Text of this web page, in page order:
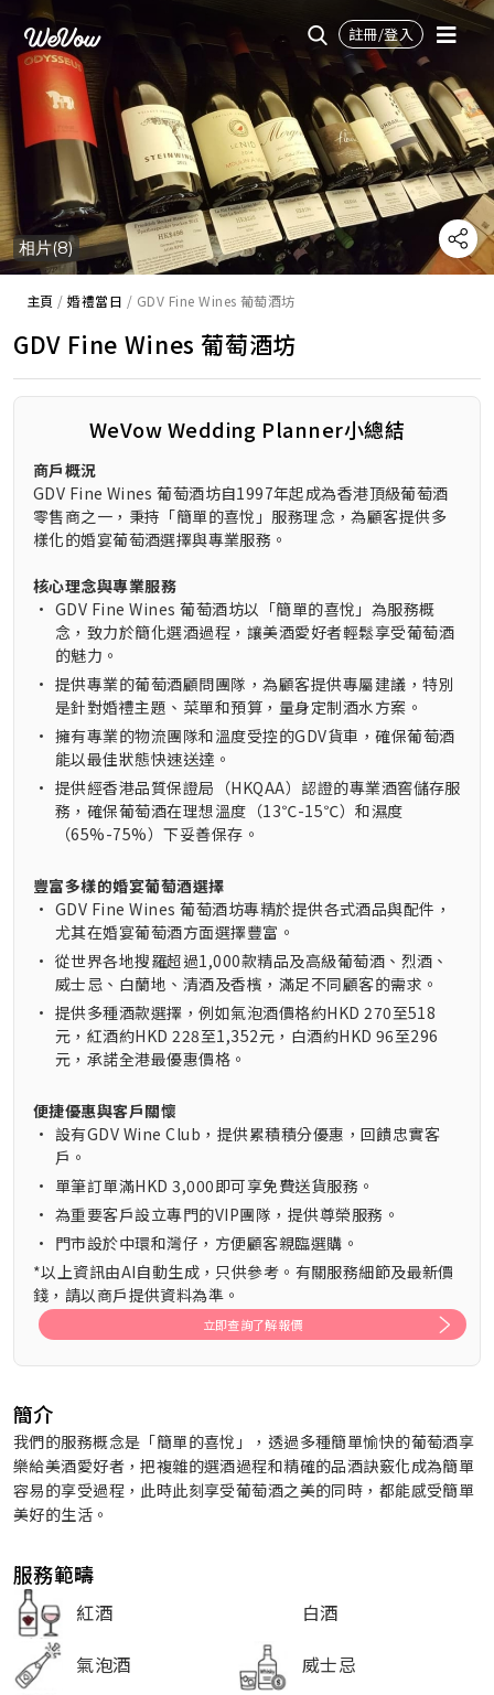
註冊/登入
相片(8)
主頁 /婚禮當日 / GDV Fine Wines 葡萄酒坊
GDV Fine Wines 葡萄酒坊
WeVow Wedding Planner小總結
商戶概況
GDV Fine Wines 葡萄酒坊自1997年起成為香港頂級葡萄酒
零售商之一，秉持「簡單的喜悅」服務理念，為顧客提供多
樣化的婚宴葡萄酒選擇與專業服務。
核心理念與專業服務
• GDV Fine Wines 葡萄酒坊以「簡單的喜悅」為服務概
念，致力於簡化選酒過程，讓美酒愛好者輕鬆享受葡萄酒
的魅力。
• 提供專業的葡萄酒顧問團隊，為顧客提供專屬建議，特別
是針對婚禮主題、菜單和預算，量身定制酒水方案。
• 擁有專業的物流團隊和溫度受控的GDV貨車，確保葡萄酒
能以最佳狀態快速送達。
• 提供經香港品質保證局（HKQAA）認證的專業酒窖儲存服
務，確保葡萄酒在理想溫度（13℃-15℃）和濕度
（65%-75%）下妥善保存。
豐富多樣的婚宴葡萄酒選擇
• GDV Fine Wines 葡萄酒坊專精於提供各式酒品與配件，
尤其在婚宴葡萄酒方面選擇豐富。
• 從世界各地搜羅超過1,000款精品及高級葡萄酒、烈酒、
威士忌、白蘭地、清酒及香檳，滿足不同顧客的需求。
• 提供多種酒款選擇，例如氣泡酒價格約HKD 270至518
元，紅酒約HKD 228至1,352元，白酒約HKD 96至296
元，承諾全港最優惠價格。
便捷優惠與客戶關懷
• 設有GDV Wine Club，提供累積積分優惠，回饋忠實客
戶。
• 單筆訂單滿HKD 3,000即可享免費送貨服務。
• 為重要客戶設立專門的VIP團隊，提供尊榮服務。
• 門市設於中環和灣仔，方便顧客親臨選購。
*以上資訊由AI自動生成，只供參考。有關服務細節及最新價
錢，請以商戶提供資料為準。
立即查詢了解報價
簡介
我們的服務概念是「簡單的喜悅」，透過多種簡單愉快的葡萄酒享
樂給美酒愛好者，把複雜的選酒過程和精確的品酒訣竅化成為簡單
容易的享受過程，此時此刻享受葡萄酒之美的同時，都能感受簡單
美好的生活。
服務範疇
紅酒
白酒
氣泡酒
威士忌